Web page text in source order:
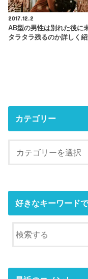
2017.12.2
AB型の男性は別れた後に
タラタラ残るのか詳しく
カテゴリー
好きなキーワード